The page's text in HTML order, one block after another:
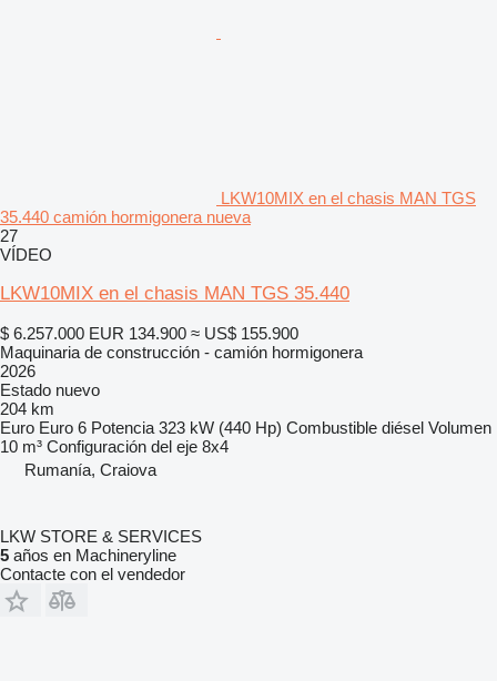
LKW10MIX en el chasis MAN TGS
35.440 camión hormigonera nueva
27
VÍDEO
LKW10MIX en el chasis MAN TGS 35.440
$ 6.257.000 EUR 134.900 ≈ US$ 155.900
Maquinaria de construcción - camión hormigonera
2026
Estado nuevo
204 km
Euro Euro 6 Potencia 323 kW (440 Hp) Combustible diésel Volumen
10 m³ Configuración del eje 8x4
Rumanía, Craiova
LKW STORE & SERVICES
5 años en Machineryline
Contacte con el vendedor